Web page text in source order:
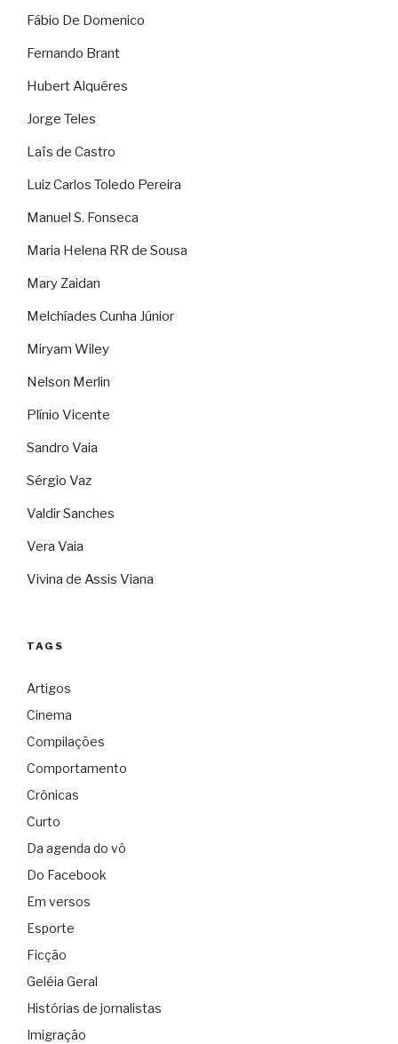
Fábio De Domenico
Fernando Brant
Hubert Alquéres
Jorge Teles
Laïs de Castro
Luiz Carlos Toledo Pereira
Manuel S. Fonseca
Maria Helena RR de Sousa
Mary Zaidan
Melchíades Cunha Júnior
Miryam Wiley
Nelson Merlin
Plínio Vicente
Sandro Vaia
Sérgio Vaz
Valdir Sanches
Vera Vaia
Vivina de Assis Viana
TAGS
Artigos
Cinema
Compilações
Comportamento
Crônicas
Curto
Da agenda do vô
Do Facebook
Em versos
Esporte
Ficção
Geléia Geral
Histórias de jornalistas
Imigração